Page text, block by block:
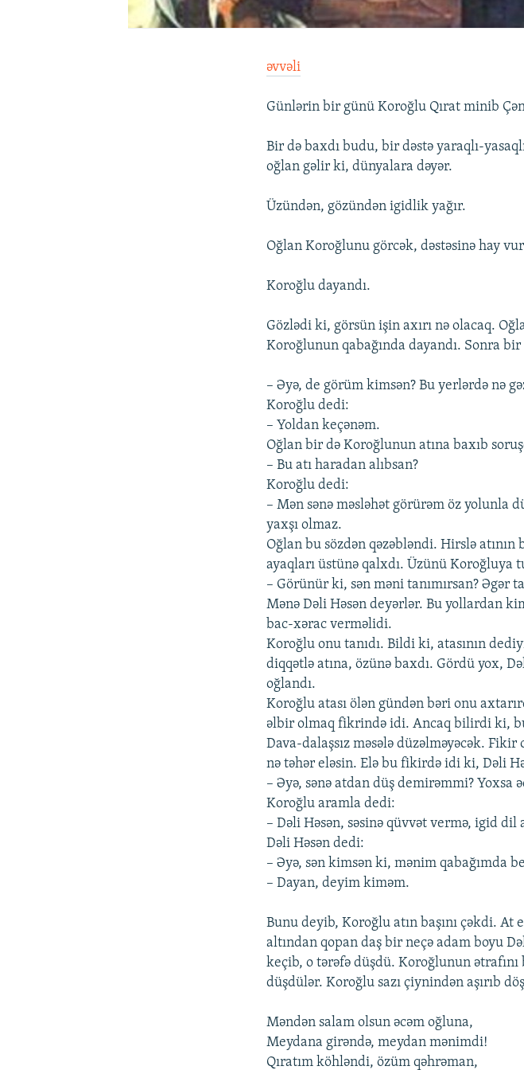
əvvəli
Günlərin bir günü Koroğlu Qırat minib
Bir də baxdı budu, bir dəstə yaraqlı-
oğlan gəlir ki, dünyalara dəyər.
Üzündən, gözündən igidlik yağır.
Oğlan Koroğlunu görcək, dəstəsinə hay
Koroğlu dayandı.
Gözlədi ki, görsün işin axırı nə olacaq.
Koroğlunun qabağında dayandı. Sonra
– Əyə, de görüm kimsən? Bu yerlərdə nə
Koroğlu dedi:
– Yoldan keçənəm.
Oğlan bir də Koroğlunun atına baxıb
– Bu atı haradan alıbsan?
Koroğlu dedi:
– Mən sənə məsləhət görürəm öz yolunla
yaxşı olmaz.
Oğlan bu sözdən qəzəbləndi. Hirslə atının
ayaqları üstünə qalxdı. Üzünü Koroğluya
– Görünür ki, sən məni tanımırsan? Əgər
Mənə Dəli Həsən deyərlər. Bu yollardan
bac-xərac verməlidi.
Koroğlu onu tanıdı. Bildi ki, atasının
diqqətlə atına, özünə baxdı. Gördü yox,
oğlandı.
Koroğlu atası ölən gündən bəri onu
əlbir olmaq fikrində idi. Ancaq bilirdi ki,
Dava-dalaşsız məsələ düzəlməyəcək.
nə təhər eləsin. Elə bu fikirdə idi ki, Dəli
– Əyə, sənə atdan düş demirəmmi? Yoxsa
Koroğlu aramla dedi:
– Dəli Həsən, səsinə qüvvət vermə, igid dil
Dəli Həsən dedi:
– Əyə, sən kimsən ki, mənim qabağımda
– Dayan, deyim kiməm.
Bunu deyib, Koroğlu atın başını çəkdi. At
altından qopan daş bir neçə adam boyu
keçib, o tərəfə düşdü. Koroğlunun
düşdülər. Koroğlu sazı çiynindən aşırıb
Məndən salam olsun əcəm oğluna,
Meydana girəndə, meydan mənimdi!
Qıratım köhləndi, özüm qəhrəman,